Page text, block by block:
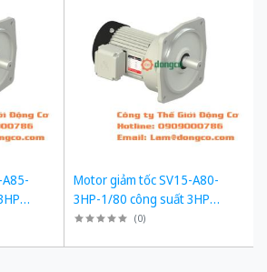
lắp
Motor giảm tốc SV15-A80-
3HP-1/80 công suất 3HP
(2200W) 2,2kW 1/80 kiểu lắp
(0)